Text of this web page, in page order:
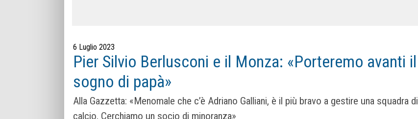
6 Luglio 2023
Pier Silvio Berlusconi e il Monza: «Porteremo avanti il
sogno di papà»
Alla Gazzetta: «Menomale che c’è Adriano Galliani, è il più bravo a gestire una squadra di
calcio. Cerchiamo un socio di minoranza»